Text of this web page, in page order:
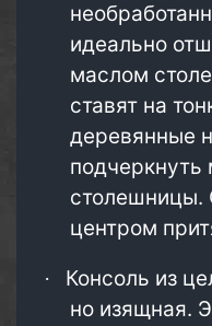
идеально
маслом
ставят на
деревянные
подчеркнуть
столешницы.
центром
·
Консоль из
но изящная.